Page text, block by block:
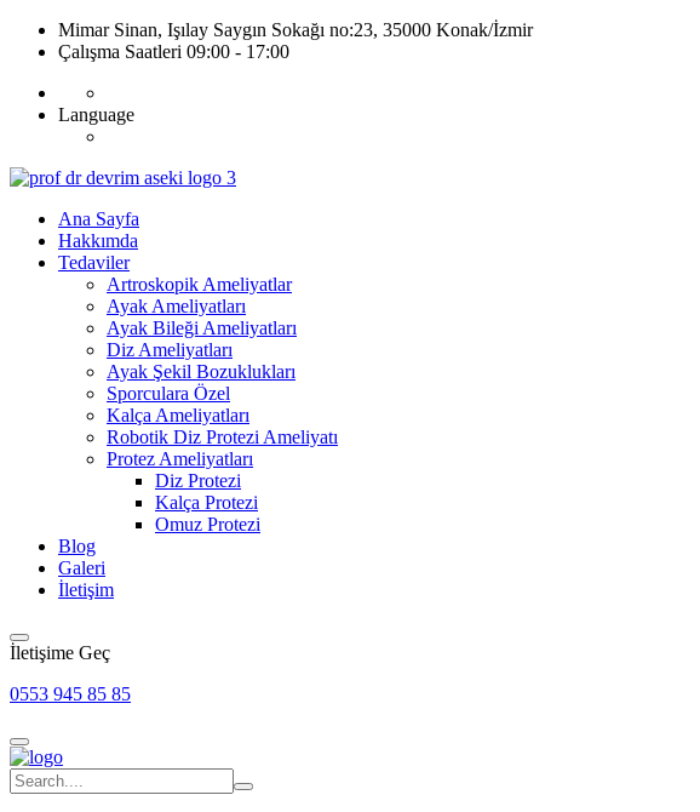
Mimar Sinan, Işılay Saygın Sokağı no:23, 35000 Konak/İzmir
Çalışma Saatleri 09:00 - 17:00
Language
Ana Sayfa
Hakkımda
Tedaviler
Artroskopik Ameliyatlar
Ayak Ameliyatları
Ayak Bileği Ameliyatları
Diz Ameliyatları
Ayak Şekil Bozuklukları
Sporculara Özel
Kalça Ameliyatları
Robotik Diz Protezi Ameliyatı
Protez Ameliyatları
Diz Protezi
Kalça Protezi
Omuz Protezi
Blog
Galeri
İletişim
İletişime Geç
0553 945 85 85